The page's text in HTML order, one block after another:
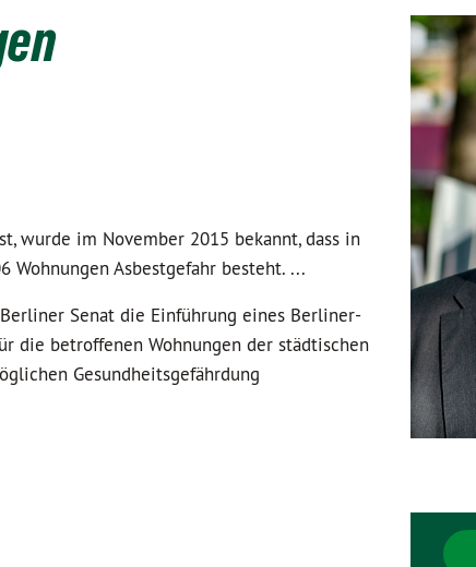
wurde im November 2015 bekannt, dass in
Wohnungen Asbestgefahr besteht. ...
Senat die Einführung eines Berliner-
die betroffenen Wohnungen der städtischen
Gesundheitsgefährdung